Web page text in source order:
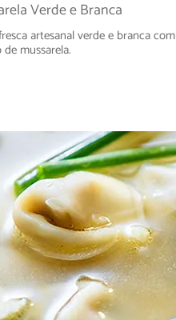
Verde e Branca
artesanal verde e branca com
mussarela.